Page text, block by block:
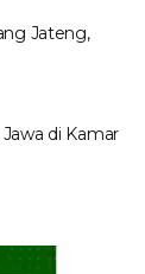
Jateng,
di Kamar